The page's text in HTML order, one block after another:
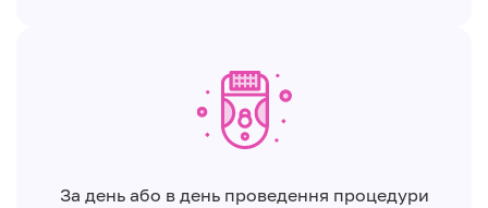
За день або в день проведення процедури